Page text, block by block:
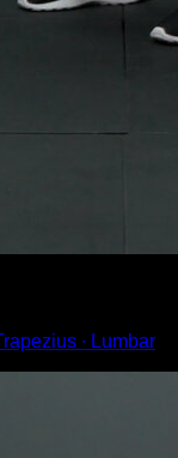
∙ Lumbar